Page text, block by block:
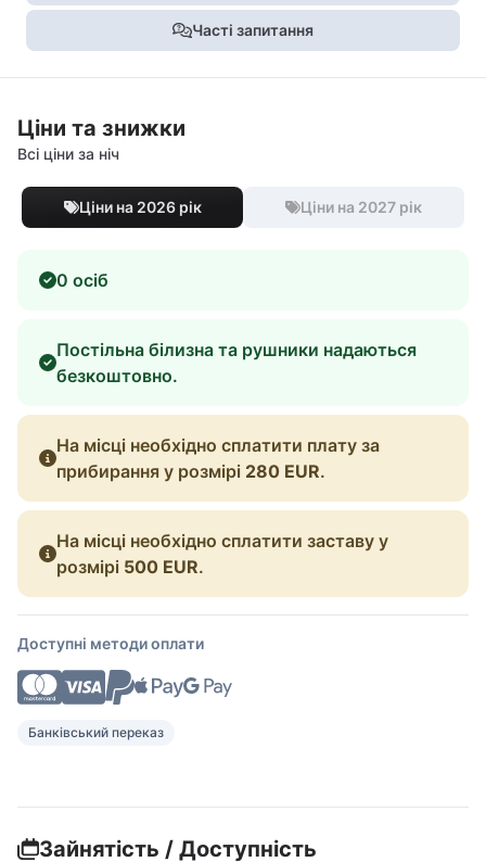
Часті запитання
Ціни та знижки
Всі ціни за ніч
Ціни на 2026 рік Ціни на 2027 рік
0 осіб
Постільна білизна та рушники надаються
безкоштовно.
На місці необхідно сплатити плату за
прибирання у розмірі 280 EUR.
На місці необхідно сплатити заставу у
розмірі 500 EUR.
Доступні методи оплати
Банківський переказ
Зайнятість / Доступність